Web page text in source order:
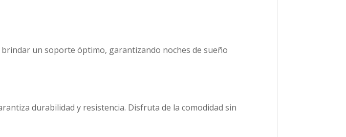
un soporte óptimo, garantizando noches de sueño
durabilidad y resistencia. Disfruta de la comodidad sin